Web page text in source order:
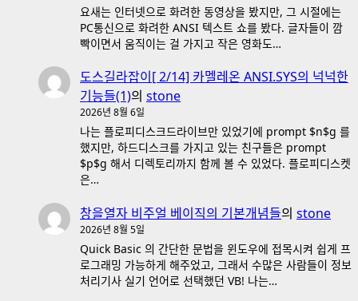
요새는 인터넷으로 화려한 동영상을 봤지만, 그 시절에는
PC통신으로 화려한 ANSI 텍스트 쇼를 봤다. 글자들이 깜
빡이면서 움직이는 걸 가지고 작은 영화도…
도스길라잡이[ 2/14] 카멜레온 ANSI.SYS의 넉넉한
기능들(1)의 stone
2026년 8월 6일
나는 플로피디스크드라이브만 있었기에 prompt $n$g 를
했지만, 하드디스크를 가지고 있는 친구들은 prompt
$p$g 해서 디렉토리까지 함께 볼 수 있었다. 플로피디스켓
은…
창을열자 비주얼 베이직의 기본개념들의 stone
2026년 8월 5일
Quick Basic 의 간단한 문법을 윈도우에 접목시켜 쉽게 프
로그래밍 가능하게 해주었고, 그래서 수많은 사람들이 정보
처리기사 실기 언어로 선택했던 VB! 나는…